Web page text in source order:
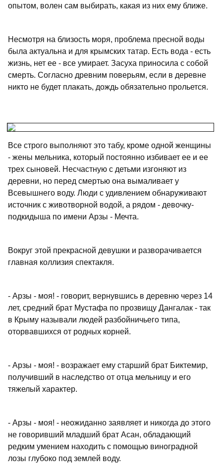
опытом, волен сам выбирать, какая из них ему ближе.
Несмотря на близость моря, проблема пресной воды
была актуальна и для крымских татар. Есть вода - есть
жизнь, нет ее - все умирает. Засуха приносила с собой
смерть. Согласно древним поверьям, если в деревне
никто не будет плакать, дождь обязательно прольется.
Все строго выполняют это табу, кроме одной женщины
- жены мельника, который постоянно избивает ее и ее
трех сыновей. Несчастную с детьми изгоняют из
деревни, но перед смертью она вымаливает у
Всевышнего воду. Люди с удивлением обнаруживают
источник с животворной водой, а рядом - девочку-
подкидыша по имени Арзы - Мечта.
Вокруг этой прекрасной девушки и разворачивается
главная коллизия спектакля.
- Арзы - моя! - говорит, вернувшись в деревню через 14
лет, средний брат Мустафа по прозвищу Дангалак - так
в Крыму называли людей разбойничьего типа,
оторвавшихся от родных корней.
- Арзы - моя! - возражает ему старший брат Биктемир,
получивший в наследство от отца мельницу и его
тяжелый характер.
- Арзы - моя! - неожиданно заявляет и никогда до этого
не говоривший младший брат Асан, обладающий
редким умением находить с помощью виноградной
лозы глубоко под землей воду.